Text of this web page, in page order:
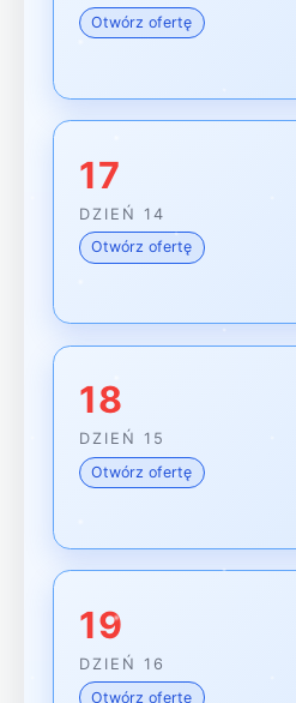
Otwórz ofertę
17
DZIEŃ 14
Otwórz ofertę
18
DZIEŃ 15
Otwórz ofertę
19
DZIEŃ 16
Otwórz ofertę